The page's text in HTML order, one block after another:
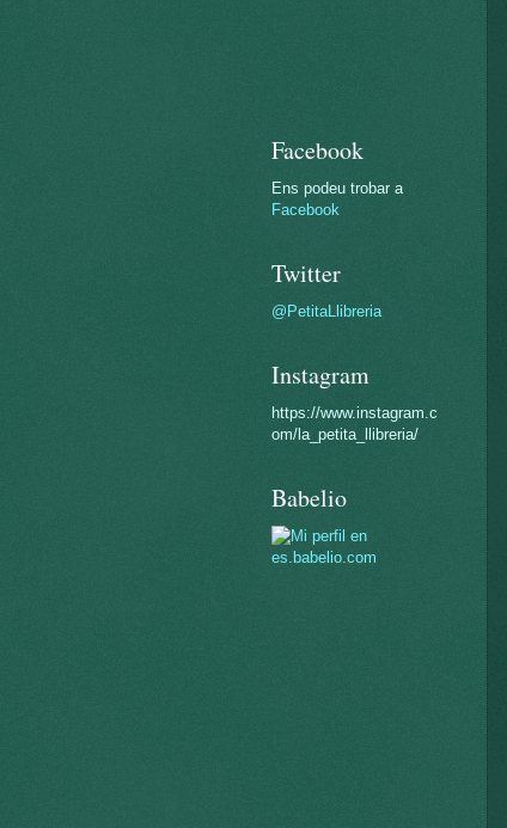
Facebook
Ens podeu trobar a
Facebook
Twitter
@PetitaLlibreria
Instagram
https://www.instagram.c
om/la_petita_llibreria/
Babelio